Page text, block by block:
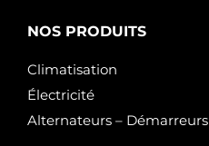
NOS PRODUITS
Climatisation
Électricité
Alternateurs – Démarreurs